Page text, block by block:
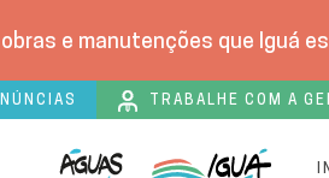
e manutenções que Iguá
TRABALHE COM A